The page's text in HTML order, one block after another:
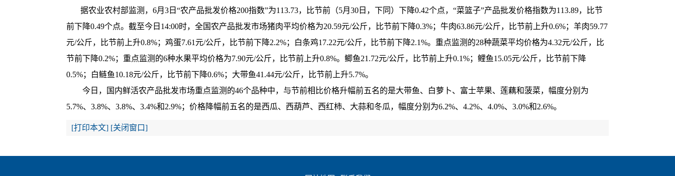
据农业农村部监测，6月3日“农产品批发价格200指数”为113.73，比节前（5月30日，下同）下降0.42个点，“菜篮子”产品批发价格指数为113.89，比节
前下降0.49个点。截至今日14:00时，全国农产品批发市场猪肉平均价格为20.59元/公斤，比节前下降0.3%；牛肉63.86元/公斤，比节前上升0.6%；羊肉59.77
元/公斤，比节前上升0.8%；鸡蛋7.61元/公斤，比节前下降2.2%；白条鸡17.22元/公斤，比节前下降2.1%。重点监测的28种蔬菜平均价格为4.32元/公斤，比
节前下降0.2%；重点监测的6种水果平均价格为7.90元/公斤，比节前上升0.8%。鲫鱼21.72元/公斤，比节前上升0.1%；鲤鱼15.05元/公斤，比节前下降
0.5%；白鲢鱼10.18元/公斤，比节前下降0.6%；大带鱼41.44元/公斤，比节前上升5.7%。
今日，国内鲜活农产品批发市场重点监测的46个品种中，与节前相比价格升幅前五名的是大带鱼、白萝卜、富士苹果、莲藕和菠菜，幅度分别为
5.7%、3.8%、3.8%、3.4%和2.9%；价格降幅前五名的是西瓜、西葫芦、西红柿、大蒜和冬瓜，幅度分别为6.2%、4.2%、4.0%、3.0%和2.6%。
[打印本文] [关闭窗口]